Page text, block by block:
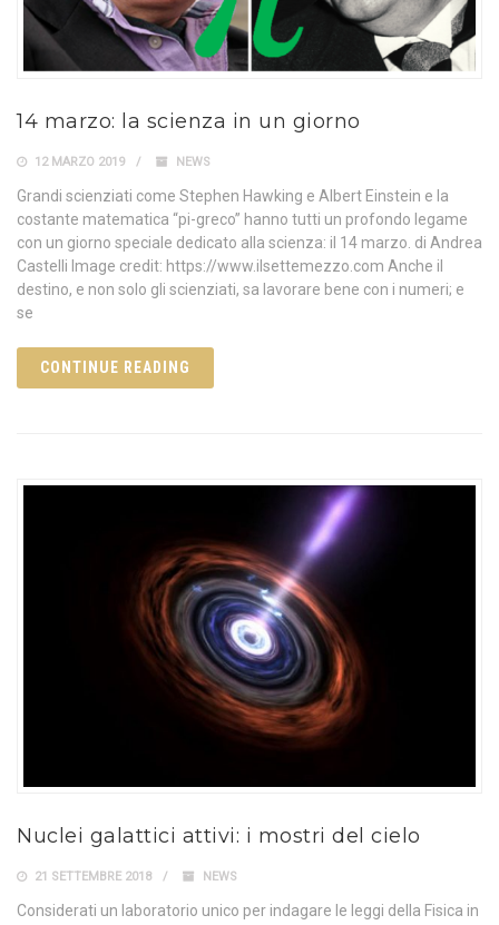
14 marzo: la scienza in un giorno
12 MARZO 2019 NEWS
Grandi scienziati come Stephen Hawking e Albert Einstein e la
costante matematica “pi-greco” hanno tutti un profondo legame
con un giorno speciale dedicato alla scienza: il 14 marzo. di Andrea
Castelli Image credit: https://www.ilsettemezzo.com Anche il
destino, e non solo gli scienziati, sa lavorare bene con i numeri; e
se
CONTINUE READING
Nuclei galattici attivi: i mostri del cielo
21 SETTEMBRE 2018 NEWS
Considerati un laboratorio unico per indagare le leggi della Fisica in